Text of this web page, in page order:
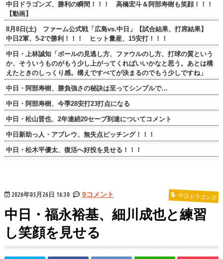
中日ドラゴンズ、勝利の瞬間！！！ 高橋宏斗＆阿部寿樹も笑顔！！！
【動画】
8月8日(土) ファーム公式戦「広島vs.中日」【試合結果、打席結果】
中日2軍、5-2で勝利！！！ ヒット量産、15安打！！！
中日・上林誠知「ボールの見逃し方、ファウルのし方、打球の質という
か、そういうものがもう少し上がってくればいいかなと思う。あとは構
えたときのしっくり感。構えですべてが決まるのでもう少しですね」
中日・阿部寿樹、勝負強さの秘訣は至ってシンプルで…
中日・阿部寿樹、今季28安打23打点になる
中日・松山晋也、2年連続20セーブ到達についてコメント
中日新助っ人・アブレウ、無失点ピッチング！！！
中日・松木平優太、復活へ好投を見せる！！！
2026年05月26日 16:30 9コメント 中日ドラゴンズ
中日・福永裕基、細川成也と練習
し笑顔を見せる